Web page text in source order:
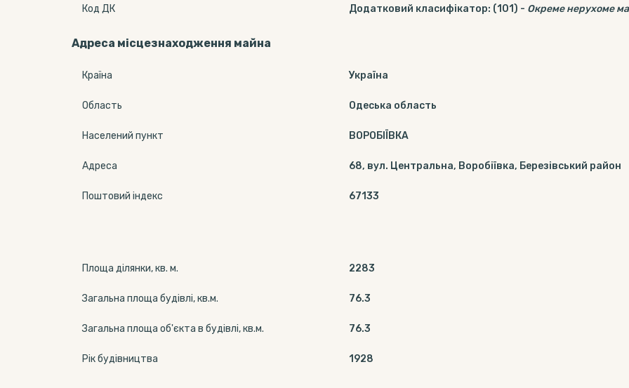
Код ДК Додатковий класифікатор: (101) - Окреме нерухоме
Адреса місцезнаходження майна
Країна Україна
Область Одеська область
Населений пункт ВОРОБІЇВКА
Адреса 68, вул. Центральна, Воробіївка, Березівський район
Поштовий індекс 67133
Площа ділянки, кв. м. 2283
Загальна площа будівлі, кв.м. 76.3
Загальна площа об'єкта в будівлі, кв.м. 76.3
Рік будівництва 1928